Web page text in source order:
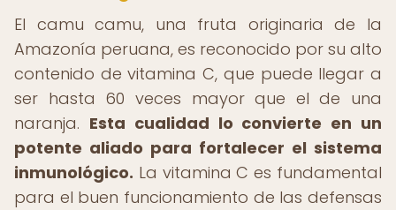
El camu camu, una fruta originaria de la
Amazonía peruana, es reconocido por su alto
contenido de vitamina C, que puede llegar a
ser hasta 60 veces mayor que el de una
naranja. Esta cualidad lo convierte en un
potente aliado para fortalecer el sistema
inmunológico. La vitamina C es fundamental
para el buen funcionamiento de las defensas